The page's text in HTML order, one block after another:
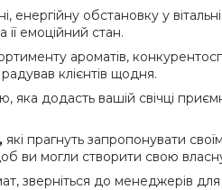
енергійну обстановку у
емоційний стан.
ароматів,
клієнтів щодня.
додасть вашій свічці
які прагнуть запропонувати
могли створити свою власну
зверніться до менеджерів